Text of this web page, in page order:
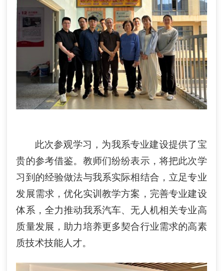
此次参观学习，为我系专业建设提供了宝
贵的参考借鉴。教师们纷纷表示，将把此次学
习到的经验做法与我系实际相结合，立足专业
发展需求，优化实训教学方案，完善专业建设
体系，全力推动我系汽车、无人机相关专业高
质量发展，助力培养更多契合行业需求的高素
质技术技能人才。